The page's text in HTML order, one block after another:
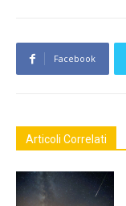
Facebook
Articoli Correlati